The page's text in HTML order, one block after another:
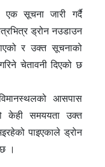
सूचना जारी गर्दै
ड्रोन नउडाउन
र उक्त सूचनाको
चेतावनी दिएको छ
आसपास
केही समययता उक्त
पाइएकाले ड्रोन
।